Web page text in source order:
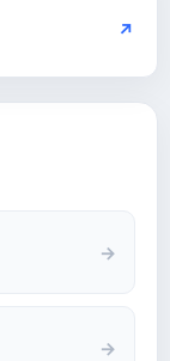
↗